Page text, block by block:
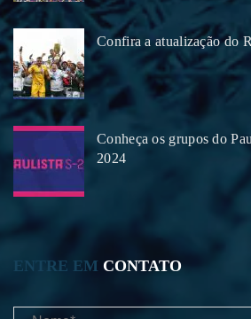
Confira a atualização do
Conheça os grupos do
2024
ENTRE EM CONTATO